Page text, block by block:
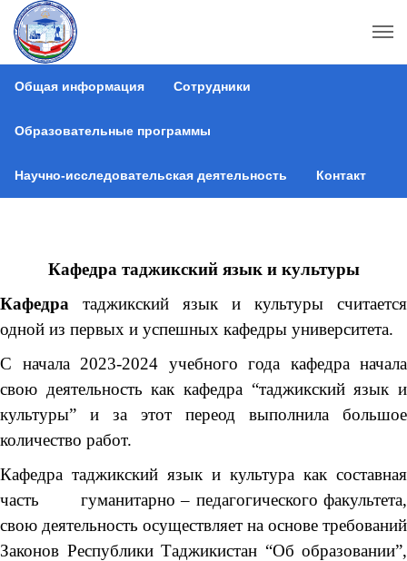
Общая информация Сотрудники
Образовательные программы
Научно-исследовательская деятельность Контакт
Кафедра таджикский язык и культуры
Кафедра таджикский язык и культуры считается
одной из первых и успешных кафедры университета.
С начала 2023-2024 учебного года кафедра начала
свою деятельность как кафедра “таджикский язык и
культуры” и за этот переод выполнила большое
количество работ.
Кафедра таджикский язык и культура как составная
часть гуманитарно – педагогического факультета,
свою деятельность осуществляет на основе требований
Законов Республики Таджикистан “Об образовании”,